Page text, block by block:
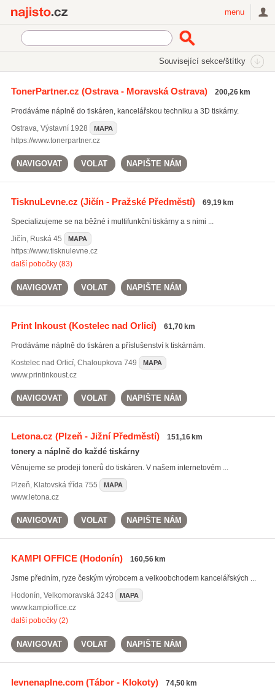
menu
Související sekce/štítky
náplně do tiskáren Epson(100)
náplně do tiskáren Brother(101)
TonerPartner.cz (Ostrava - Moravská Ostrava) 200,26 km
Prodáváme náplně do tiskáren, kancelářskou techniku a 3D tiskárny.
Ostrava, Výstavní 1928 MAPA
https://www.tonerpartner.cz
NAVIGOVAT VOLAT NAPIŠTE NÁM
TisknuLevne.cz (Jičín - Pražské Předměstí) 69,19 km
Specializujeme se na běžné i multifunkční tiskárny a s nimi ...
Jičín, Ruská 45 MAPA
https://www.tisknulevne.cz
další pobočky (83)
NAVIGOVAT VOLAT NAPIŠTE NÁM
Print Inkoust(Kostelec nad Orlicí) 61,70 km
Prodáváme náplně do tiskáren a příslušenství k tiskárnám.
Kostelec nad Orlicí, Chaloupkova 749 MAPA
www.printinkoust.cz
NAVIGOVAT VOLAT NAPIŠTE NÁM
Letona.cz (Plzeň - Jižní Předměstí) 151,16 km
tonery a náplně do každé tiskárny
Věnujeme se prodeji tonerů do tiskáren. V našem internetovém ...
Plzeň, Klatovská třída 755 MAPA
www.letona.cz
NAVIGOVAT VOLAT NAPIŠTE NÁM
KAMPI OFFICE(Hodonín) 160,56 km
Jsme předním, ryze českým výrobcem a velkoobchodem kancelářských ...
Hodonín, Velkomoravská 3243 MAPA
www.kampioffice.cz
další pobočky (2)
NAVIGOVAT VOLAT NAPIŠTE NÁM
levnenaplne.com(Tábor - Klokoty) 74,50 km